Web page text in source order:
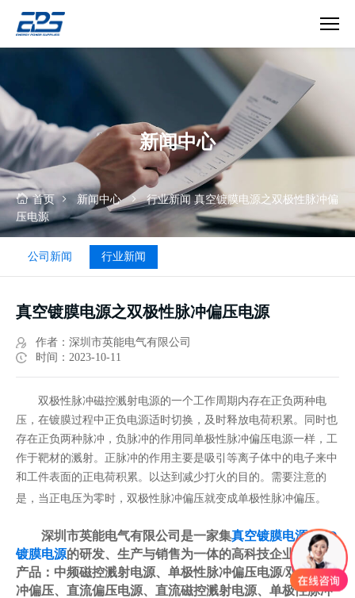
镀
电
源
之
双
极
脉
新闻中心
首页 新闻中心 行业新闻 真空镀膜电源之双极性脉冲偏
压电源
公司新闻 行业新闻
真空镀膜电源之双极性脉冲偏压电源
作者：深圳市英能电气有限公司
时间：2023-10-11
双极性脉冲磁控溅射电源的一个工作周期内存在正负两种电
压，在镀膜过程中正负电源适时切换，及时释放电荷积累。同时也
存在正负两种脉冲，负脉冲的作用同单极性脉冲偏压电源一样，工
作于靶材的溅射。正脉冲的作用主要是吸引等离子体中的电子来中
和工件表面的正电荷积累。以达到减少打火的目的。需要注意的
是，当正电压为零时，双极性脉冲偏压就变成单极性脉冲偏压。
深圳市英能电气有限公司是一家集真空镀膜电源/PVD
镀膜电源的研发、生产与销售为一体的高科技企业，主要
产品：中频磁控溅射电源、单极性脉冲偏压电源/双极性脉
冲偏压、直流偏压电源、直流磁控溅射电源、单极性脉冲